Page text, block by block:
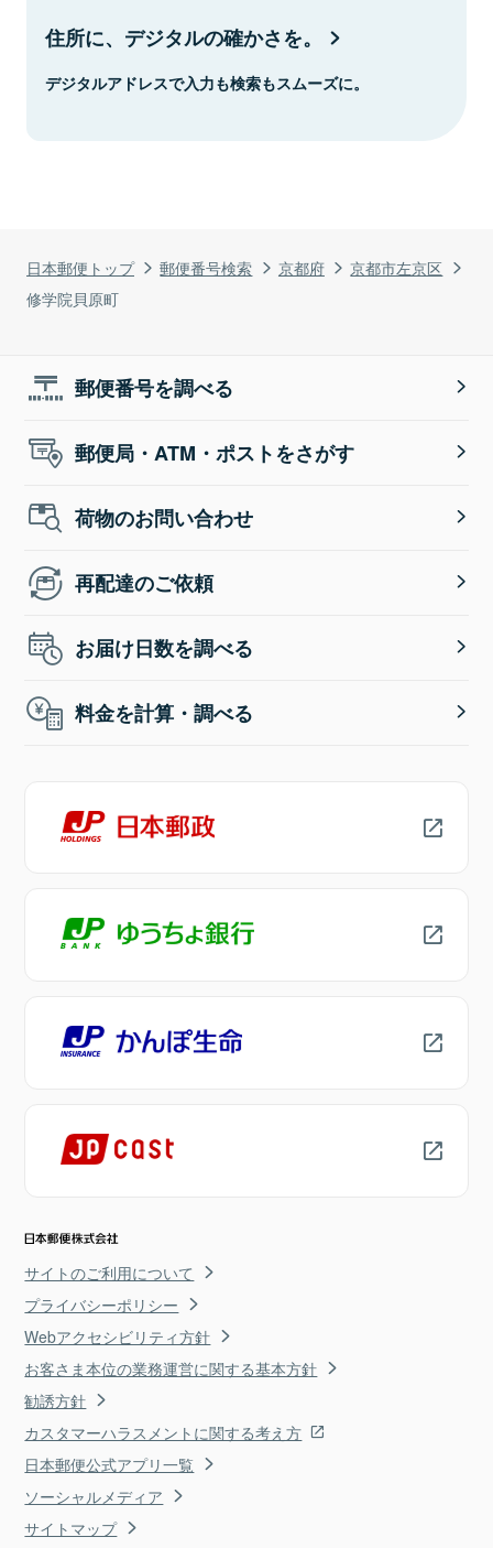
日本郵便トップ 郵便番号検索 京都府
京都市左京区
修学院貝原町
住所に、デジタルの確かさを。
デジタルアドレスで入力も検索もスムーズに。
郵便番号を調べる
郵便局・ATM・ポストをさがす
荷物のお問い合わせ
再配達のご依頼
お届け日数を調べる
料金を計算・調べる
サイトのご利用について
プライバシーポリシー
Webアクセシビリティ方針
お客さま本位の業務運営に関する基本方針
勧誘方針
カスタマーハラスメントに関する考え方
日本郵便公式アプリ一覧
ソーシャルメディア
サイトマップ